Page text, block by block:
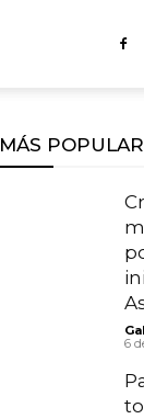
MÁS
6